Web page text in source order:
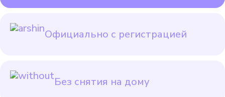
Официально с регистрацией
Без снятия на дому